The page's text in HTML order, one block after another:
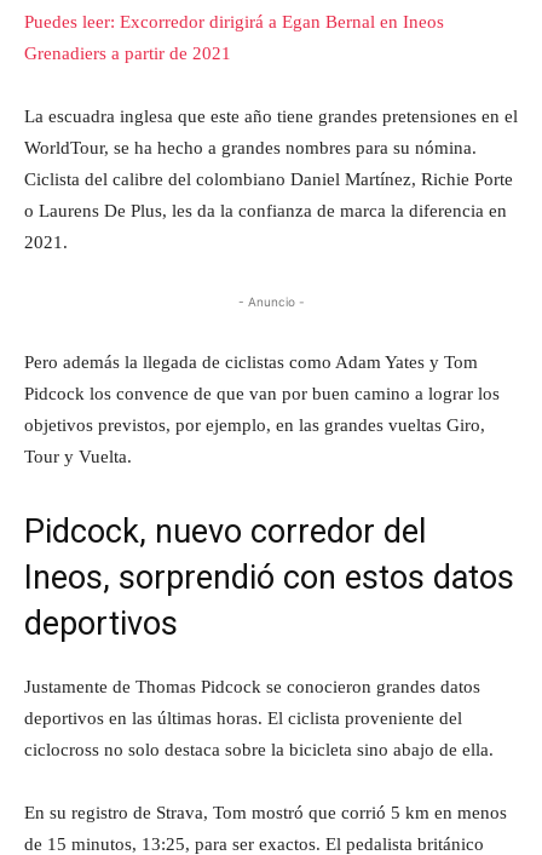
Puedes leer: Excorredor dirigirá a Egan Bernal en Ineos
Grenadiers a partir de 2021
La escuadra inglesa que este año tiene grandes pretensiones en el
WorldTour, se ha hecho a grandes nombres para su nómina.
Ciclista del calibre del colombiano Daniel Martínez, Richie Porte
o Laurens De Plus, les da la confianza de marca la diferencia en
2021.
- Anuncio -
Pero además la llegada de ciclistas como Adam Yates y Tom
Pidcock los convence de que van por buen camino a lograr los
objetivos previstos, por ejemplo, en las grandes vueltas Giro,
Tour y Vuelta.
Pidcock, nuevo corredor del
Ineos, sorprendió con estos datos
deportivos
Justamente de Thomas Pidcock se conocieron grandes datos
deportivos en las últimas horas. El ciclista proveniente del
ciclocross no solo destaca sobre la bicicleta sino abajo de ella.
En su registro de Strava, Tom mostró que corrió 5 km en menos
de 15 minutos, 13:25, para ser exactos. El pedalista británico